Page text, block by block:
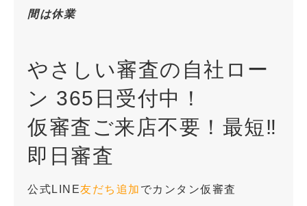
間は休業
やさしい審査の自社ロー
ン 365日受付中！
仮審査ご来店不要！最短‼
即日審査
公式LINE友だち追加 でカンタン仮審査